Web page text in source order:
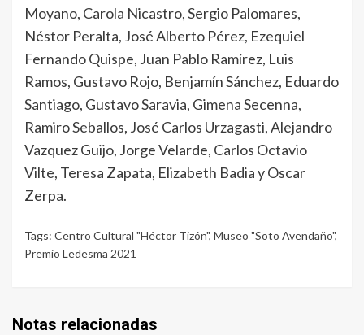
Moyano, Carola Nicastro, Sergio Palomares,
Néstor Peralta, José Alberto Pérez, Ezequiel
Fernando Quispe, Juan Pablo Ramírez, Luis
Ramos, Gustavo Rojo, Benjamín Sánchez, Eduardo
Santiago, Gustavo Saravia, Gimena Secenna,
Ramiro Seballos, José Carlos Urzagasti, Alejandro
Vazquez Guijo, Jorge Velarde, Carlos Octavio
Vilte, Teresa Zapata, Elizabeth Badia y Oscar
Zerpa.
Tags: Centro Cultural "Héctor Tizón", Museo "Soto Avendaño",
Premio Ledesma 2021
Notas relacionadas